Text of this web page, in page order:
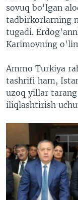
sovuq bo'lgan
tadbirkorlarning
tugadi.
Karimovning
Ammo Turkiya
tashrifi ham,
uzoq yillar
iliqlashtirish